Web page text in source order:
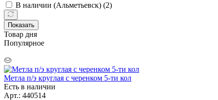
В наличии (Альметьевск) (2)
Показать
Товар дня
Популярное
Метла п/э круглая с черенком 5-ти кол
Есть в наличии
Арт.: 440514